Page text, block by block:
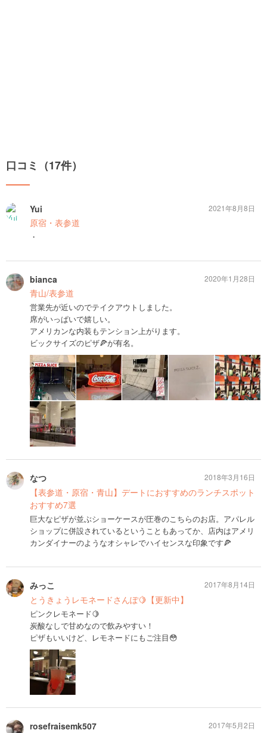
口コミ（17件）
Yui
原宿・表参道
・
2021年8月8日
bianca
青山/表参道
営業先が近いのでテイクアウトしました。
席がいっぱいで嬉しい。
アメリカンな内装もテンション上がります。
ビックサイズのピザ🍕が有名。
2020年1月28日
なつ
【表参道・原宿・青山】デートにおすすめのランチスポット
おすすめ7選
巨大なピザが並ぶショーケースが圧巻のこちらのお店。アパレル
ショップに併設されているということもあってか、店内はアメリ
カンダイナーのようなオシャレでハイセンスな印象です🍕
2018年3月16日
みっこ
とうきょうレモネードさんぽ🍋【更新中】
ピンクレモネード🍋
炭酸なしで甘めなので飲みやすい！
ピザもいいけど、レモネードにもご注目😳
2017年8月14日
rosefraisemk507
2017年5月2日